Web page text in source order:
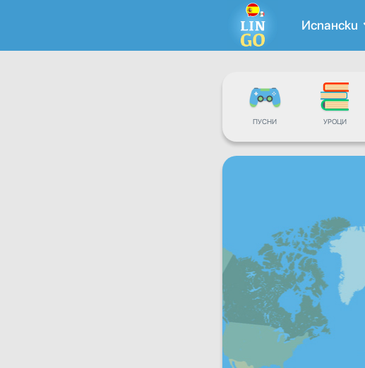
Испански
ПУСНИ УРОЦИ